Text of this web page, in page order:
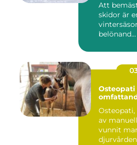
Att
skidor är
belönand...
Osteopati
av
vunnit